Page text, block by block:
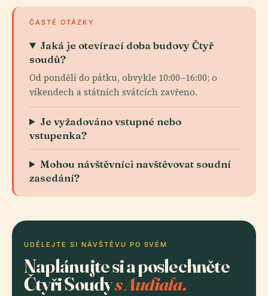
ČASTÉ OTÁZKY
Jaká je otevírací doba budovy Čtyř
soudů?
Od pondělí do pátku, obvykle 10:00–16:00; o
víkendech a státních svátcích zavřeno.
Je vyžadováno vstupné nebo
vstupenka?
Mohou návštěvníci navštěvovat soudní
zasedání?
UDĚLEJTE SI NÁVŠTĚVU PO SVÉM
Naplánujte si a poslechněte
Čtyři Soudys Audiala.